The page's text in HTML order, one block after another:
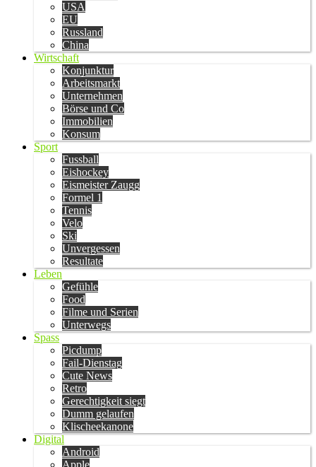
USA
EU
Russland
China
Wirtschaft
Konjunktur
Arbeitsmarkt
Unternehmen
Börse und Co
Immobilien
Konsum
Sport
Fussball
Eishockey
Eismeister Zaugg
Formel 1
Tennis
Velo
Ski
Unvergessen
Resultate
Leben
Gefühle
Food
Filme und Serien
Unterwegs
Spass
Picdump
Fail-Dienstag
Cute News
Retro
Gerechtigkeit siegt
Dumm gelaufen
Klischeekanone
Digital
Android
Apple